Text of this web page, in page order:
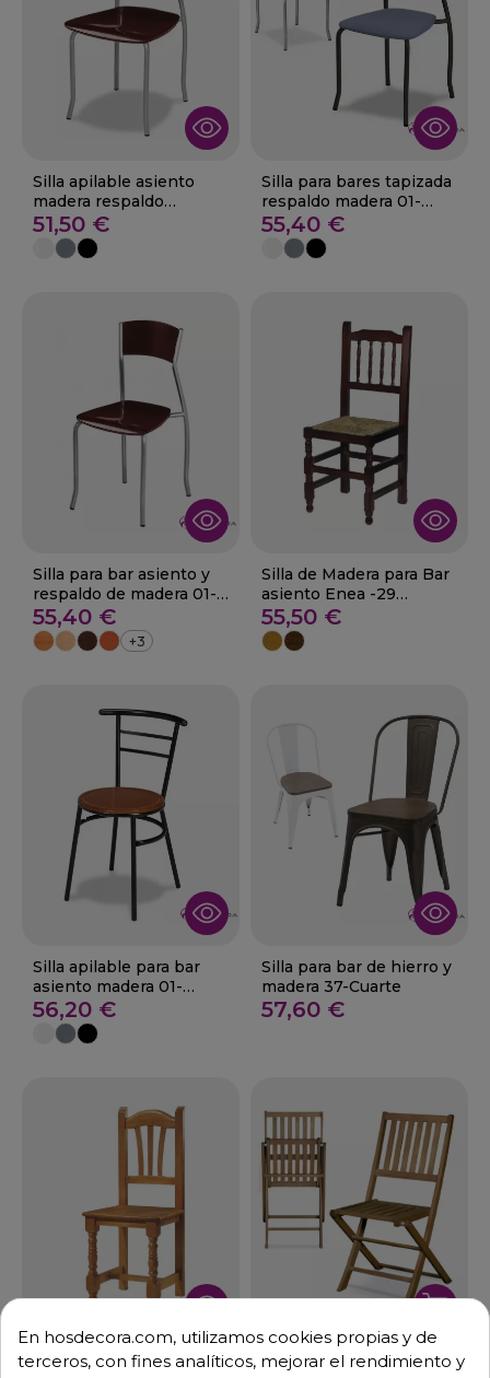
Silla apilable asiento
madera respaldo
metalico
51,50 €
Silla para bares tapizada
respaldo madera 01-
Gines M
55,40 €
Silla para bar asiento y
respaldo de madera 01-
Gines
55,40 €
+3
Silla de Madera para Bar
asiento Enea -29
CASTELA
55,50 €
Silla apilable para bar
asiento madera 01-
Canfranc M
56,20 €
Silla para bar de hierro y
madera 37-Cuarte
57,60 €
Silla de madera para
Silla plegable de exterior
En hosdecora.com, utilizamos cookies propias y de
terceros, con fines analíticos, mejorar el rendimiento y